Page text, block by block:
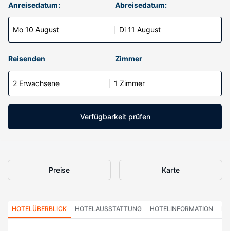
Anreisedatum:
Mo 10 August
Abreisedatum:
Di 11 August
Reisenden Zimmer
2 Erwachsene 1 Zimmer
Verfügbarkeit prüfen
Preise Karte
HOTELÜBERBLICK HOTELAUSSTATTUNG HOTELINFORMATION